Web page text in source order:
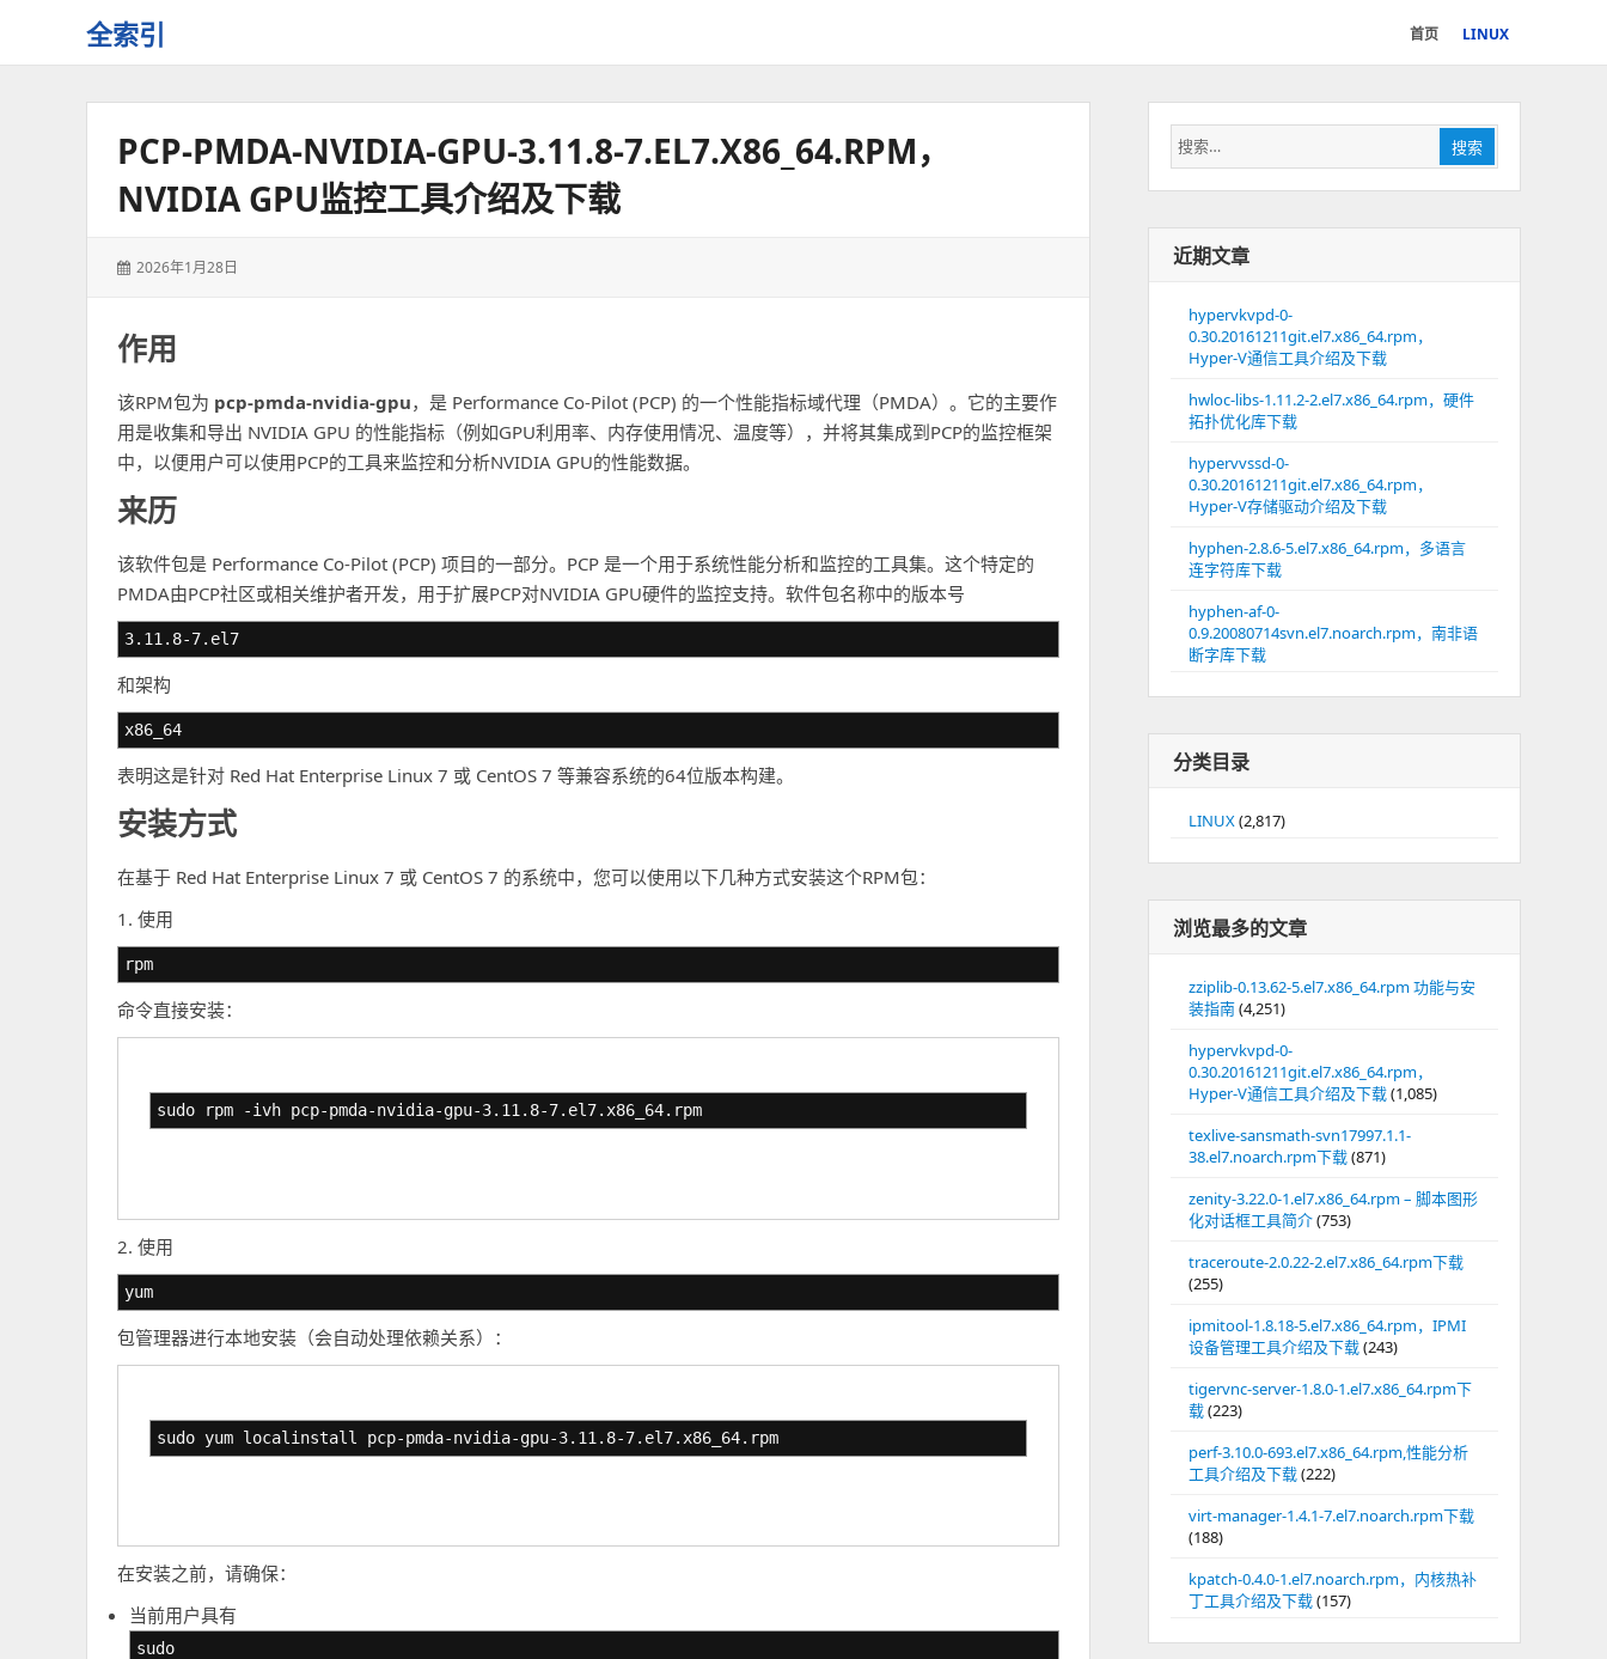
全索引
些
首页 LINUX
PCP-PMDA-NVIDIA-GPU-3.11.8-7.EL7.X86_64.RPM，
NVIDIA GPU监控工具介绍及下载
发
2026年1月28日
作用
该RPM包为 pcp-pmda-nvidia-gpu，是 Performance Co-Pilot (PCP) 的一个性能指标域代理（PMDA）。它的主要作
用是收集和导出 NVIDIA GPU 的性能指标（例如GPU利用率、内存使用情况、温度等），并将其集成到PCP的监控框架
中，以便用户可以使用PCP的工具来监控和分析NVIDIA GPU的性能数据。
来历
该软件包是 Performance Co-Pilot (PCP) 项目的一部分。PCP 是一个用于系统性能分析和监控的工具集。这个特定的
PMDA由PCP社区或相关维护者开发，用于扩展PCP对NVIDIA GPU硬件的监控支持。软件包名称中的版本号
3.11.8-7.el7
和架构
x86_64
表明这是针对 Red Hat Enterprise Linux 7 或 CentOS 7 等兼容系统的64位版本构建。
安装方式
在基于 Red Hat Enterprise Linux 7 或 CentOS 7 的系统中，您可以使用以下几种方式安装这个RPM包：
1. 使用
rpm
命令直接安装：
sudo rpm -ivh pcp-pmda-nvidia-gpu-3.11.8-7.el7.x86_64.rpm
2. 使用
yum
包管理器进行本地安装（会自动处理依赖关系）：
sudo yum localinstall pcp-pmda-nvidia-gpu-3.11.8-7.el7.x86_64.rpm
在安装之前，请确保：
当前用户具有
sudo
搜
索：
搜索
近期文章
hypervkvpd-0-
0.30.20161211git.el7.x86_64.rpm，
Hyper-V通信工具介绍及下载
hwloc-libs-1.11.2-2.el7.x86_64.rpm，硬件
拓扑优化库下载
hypervvssd-0-
0.30.20161211git.el7.x86_64.rpm，
Hyper-V存储驱动介绍及下载
hyphen-2.8.6-5.el7.x86_64.rpm，多语言
连字符库下载
hyphen-af-0-
0.9.20080714svn.el7.noarch.rpm，南非语
断字库下载
分类目录
LINUX(2,817)
浏览最多的文章
zziplib-0.13.62-5.el7.x86_64.rpm 功能与安
装指南(4,251)
hypervkvpd-0-
0.30.20161211git.el7.x86_64.rpm，
Hyper-V通信工具介绍及下载(1,085)
texlive-sansmath-svn17997.1.1-
38.el7.noarch.rpm下载(871)
zenity-3.22.0-1.el7.x86_64.rpm – 脚本图形
化对话框工具简介(753)
traceroute-2.0.22-2.el7.x86_64.rpm下载
(255)
ipmitool-1.8.18-5.el7.x86_64.rpm，IPMI
设备管理工具介绍及下载(243)
tigervnc-server-1.8.0-1.el7.x86_64.rpm下
载(223)
perf-3.10.0-693.el7.x86_64.rpm,性能分析
工具介绍及下载(222)
virt-manager-1.4.1-7.el7.noarch.rpm下载
(188)
kpatch-0.4.0-1.el7.noarch.rpm，内核热补
丁工具介绍及下载(157)